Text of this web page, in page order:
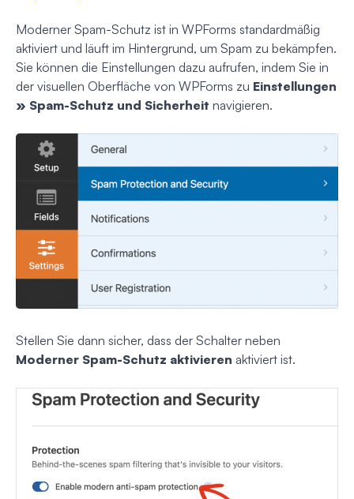
Moderner Spam-Schutz ist in WPForms standardmäßig
aktiviert und läuft im Hintergrund, um Spam zu bekämpfen.
Sie können die Einstellungen dazu aufrufen, indem Sie in
der visuellen Oberfläche von WPForms zu Einstellungen
» Spam-Schutz und Sicherheit navigieren.
Stellen Sie dann sicher, dass der Schalter neben
Moderner Spam-Schutz aktivieren aktiviert ist.